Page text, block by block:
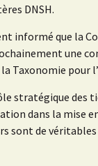
DNSH.
informé que la
une
Taxonomie pour
stratégique des
dans la mise
sont de véritables